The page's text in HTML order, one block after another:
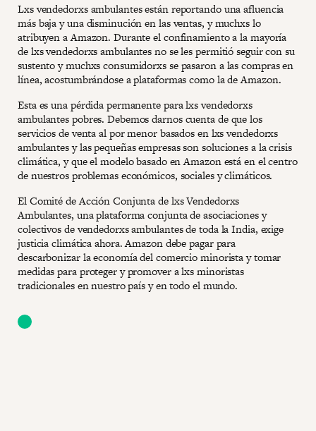
Lxs vendedorxs ambulantes están reportando una afluencia
más baja y una disminución en las ventas, y muchxs lo
atribuyen a Amazon. Durante el confinamiento a la mayoría
de lxs vendedorxs ambulantes no se les permitió seguir con su
sustento y muchxs consumidorxs se pasaron a las compras en
línea, acostumbrándose a plataformas como la de Amazon.
Esta es una pérdida permanente para lxs vendedorxs
ambulantes pobres. Debemos darnos cuenta de que los
servicios de venta al por menor basados en lxs vendedorxs
ambulantes y las pequeñas empresas son soluciones a la crisis
climática, y que el modelo basado en Amazon está en el centro
de nuestros problemas económicos, sociales y climáticos.
El Comité de Acción Conjunta de lxs Vendedorxs
Ambulantes, una plataforma conjunta de asociaciones y
colectivos de vendedorxs ambulantes de toda la India, exige
justicia climática ahora. Amazon debe pagar para
descarbonizar la economía del comercio minorista y tomar
medidas para proteger y promover a lxs minoristas
tradicionales en nuestro país y en todo el mundo.